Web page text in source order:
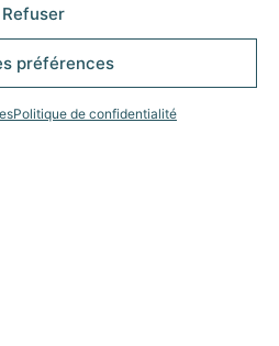
Refuser
préférences
Politique de confidentialité
Services Bouxières-sous-
Froidmont
63 51 33 83